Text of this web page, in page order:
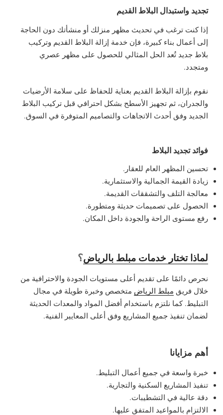
تجديد واستبدال البلاط القديم
إذا كنت ترغب في تحديث مظهر منزلك أو منشأتك دون الحاجة
إلى أعمال بناء كبيرة، فإن خدمة إزالة البلاط القديم وتركيب
بلاط جديد تُعد الحل المثالي للحصول على مظهر عصري
ومتجدد.
نقوم بإزالة البلاط القديم بعناية للحفاظ على سلامة الأرضيات
والجدران، ثم تجهيز الأسطح بشكل احترافي قبل تركيب البلاط
الجديد وفق أحدث الاتجاهات والتصاميم المتوفرة في السوق.
فوائد تجديد البلاط
تحسين المظهر العام للعقار.
زيادة القيمة الجمالية والاستثمارية.
معالجة التلف والتشققات القديمة.
الحصول على تصميمات حديثة ومتطورة.
رفع مستوى الراحة والجودة داخل المكان.
لماذا تختار خدمات مبلط بالرياض؟
نحرص دائمًا على تقديم أعلى مستويات الجودة والاحترافية من
خلال فريق مبلط الرياض متخصص وخبرة طويلة في مجال
التبليط. كما نلتزم باستخدام أفضل المواد والمعدات الحديثة
لضمان تنفيذ جميع المشاريع وفق أعلى المعايير الفنية.
أهم مزايانا
خبرة واسعة في جميع أعمال التبليط.
تنفيذ المشاريع السكنية والتجارية.
دقة عالية في التشطيبات.
الالتزام بالمواعيد المتفق عليها.